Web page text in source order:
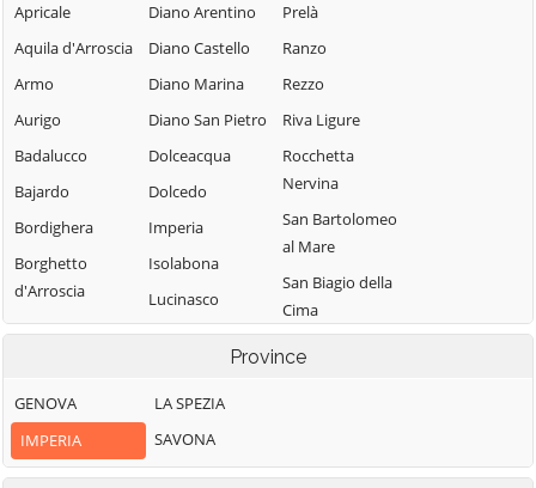
Apricale
Aquila d'Arroscia
Armo
Aurigo
Badalucco
Bajardo
Bordighera
Borghetto
d'Arroscia
Borgomaro
Caravonica
Castel Vittorio
Castellaro
Diano Arentino
Diano Castello
Diano Marina
Diano San Pietro
Dolceacqua
Dolcedo
Imperia
Isolabona
Lucinasco
Mendatica
Molini di Triora
Montalto
Carpasio
Montegrosso
Prelà
Ranzo
Rezzo
Riva Ligure
Rocchetta
Nervina
San Bartolomeo
al Mare
San Biagio della
Cima
Mare
Province
GENOVA
IMPERIA
LA SPEZIA
SAVONA